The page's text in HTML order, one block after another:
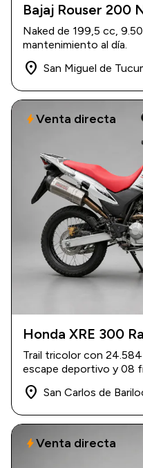
2021 9.500 km
$ 4.200.000
Bajaj Rouser 200
Naked de 199,5 cc,
mantenimiento al día.
place San Miguel de
2013 24.584 km
USD 6.700
Honda XRE 300
Trail tricolor con
escape deportivo y 08
place San Carlos de
boltVenta directa
boltVenta directa